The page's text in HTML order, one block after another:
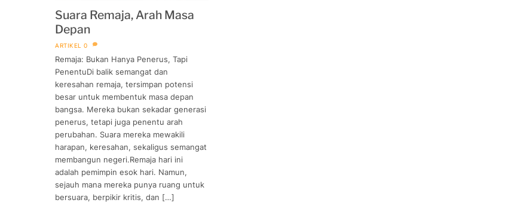
Suara Remaja, Arah Masa
Depan
ARTIKEL 0
Remaja: Bukan Hanya Penerus, Tapi
PenentuDi balik semangat dan
keresahan remaja, tersimpan potensi
besar untuk membentuk masa depan
bangsa. Mereka bukan sekadar generasi
penerus, tetapi juga penentu arah
perubahan. Suara mereka mewakili
harapan, keresahan, sekaligus semangat
membangun negeri.Remaja hari ini
adalah pemimpin esok hari. Namun,
sejauh mana mereka punya ruang untuk
bersuara, berpikir kritis, dan […]